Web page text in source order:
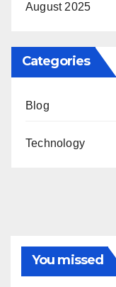
August 2025
Categories
Blog
Technology
You missed